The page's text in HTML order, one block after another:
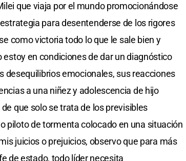
que viaja por el mundo promocionándose
para desentenderse de los rigores
como victoria todo lo que le sale bien y
en condiciones de dar un diagnóstico
desequilibrios emocionales, sus reacciones
a una niñez y adolescencia de hijo
que solo se trata de los previsibles
piloto de tormenta colocado en una situación
juicios o prejuicios, observo que para más
de estado, todo líder necesita